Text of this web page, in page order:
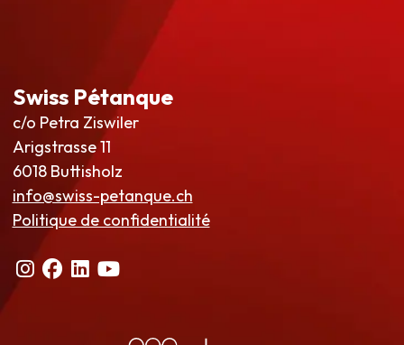
Swiss Pétanque
c/o Petra Ziswiler
Arigstrasse 11
6018 Buttisholz
info@swiss-petanque.ch
Politique de confidentialité